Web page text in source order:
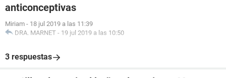
anticonceptivas
Miriam - 18 jul 2019 a las 11:39
DRA. MARNET - 19 jul 2019 a las 10:50
3 respuestas